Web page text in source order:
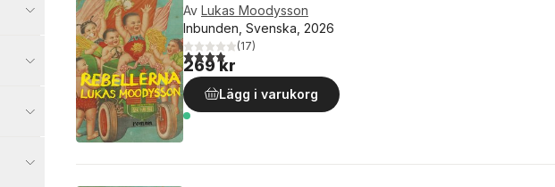
Av Lukas Moodysson
Inbunden, Svenska, 2026
3,9utav 5 stjärnor. Totalt antal röster:
(17)
269 kr
Lägg i varukorg